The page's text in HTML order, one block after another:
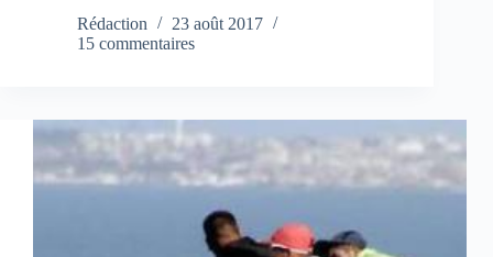
Rédaction
23 août 2017
15 commentaires